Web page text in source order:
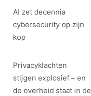
AI zet decennia
cybersecurity op zijn
kop
Privacyklachten
stijgen explosief – en
de overheid staat in de